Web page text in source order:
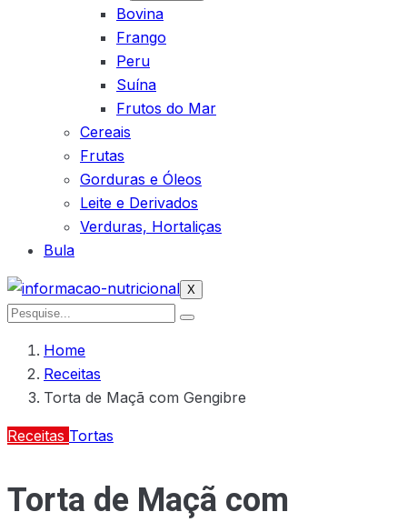
Bovina
Frango
Peru
Suína
Frutos do Mar
Cereais
Frutas
Gorduras e Óleos
Leite e Derivados
Verduras, Hortaliças
Bula
X
Home
Receitas
Torta de Maçã com Gengibre
Receitas Tortas
Torta de Maçã com